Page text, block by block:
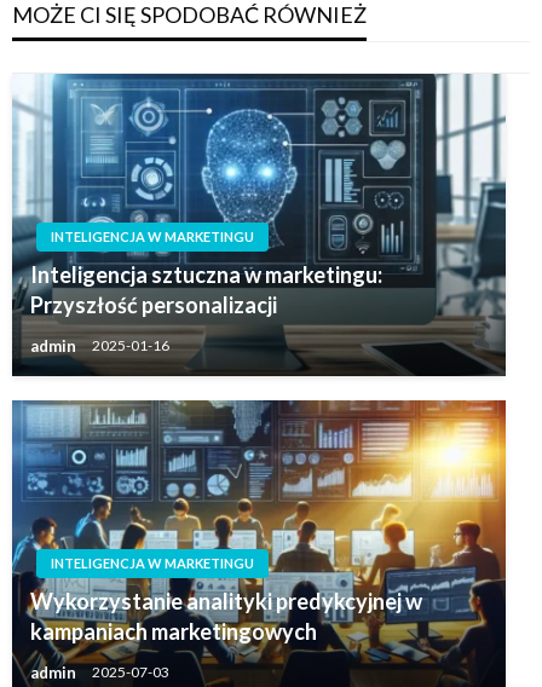
MOŻE CI SIĘ SPODOBAĆ RÓWNIEŻ
INTELIGENCJA W MARKETINGU
Inteligencja sztuczna w marketingu:
Przyszłość personalizacji
admin 2025-01-16
INTELIGENCJA W MARKETINGU
Wykorzystanie analityki predykcyjnej w
kampaniach marketingowych
admin 2025-07-03